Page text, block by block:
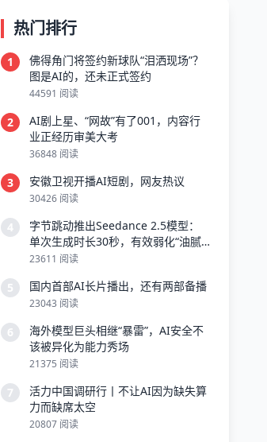
热门排行
1
佛得角门将签约新球队“泪洒现场”？
图是AI的，还未正式签约
44591 阅读
2
AI剧上星、“网故”有了001，内容行
业正经历审美大考
36848 阅读
3 安徽卫视开播AI短剧，网友热议
30426 阅读
4
字节跳动推出Seedance 2.5模型：
单次生成时长30秒，有效弱化“油腻
感”
23611 阅读
5 国内首部AI长片播出，还有两部备播
23043 阅读
6
海外模型巨头相继“暴雷”，AI安全不
该被异化为能力秀场
21375 阅读
7
活力中国调研行丨不让AI因为缺失算
力而缺席太空
20807 阅读